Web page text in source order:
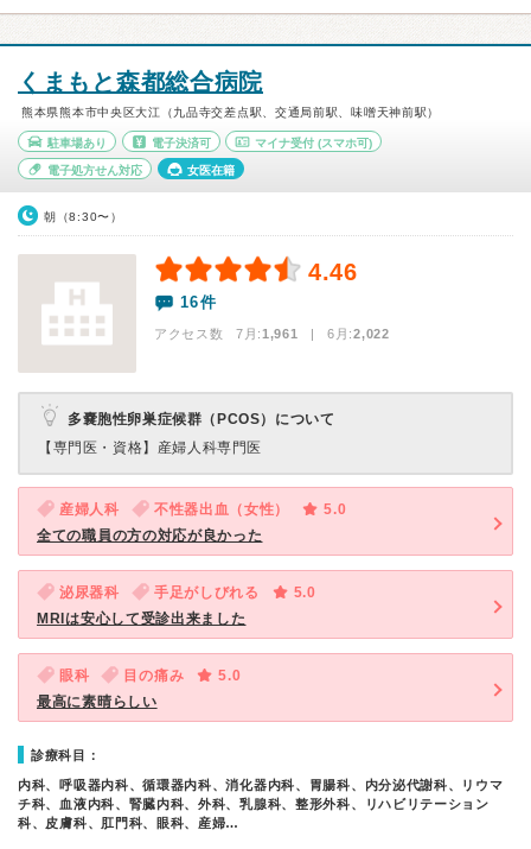
くまもと森都総合病院
熊本県熊本市中央区大江（九品寺交差点駅、交通局前駅、味噌天神前駅）
駐車場あり 電子決済可 マイナ受付 (スマホ可)
電子処方せん対応 女医在籍
朝（8:30〜）
4.46
16件
アクセス数 7月:1,961 | 6月:2,022
多嚢胞性卵巣症候群（PCOS）について
【専門医・資格】 産婦人科専門医
産婦人科 不性器出血（女性）
5.0
全ての職員の方の対応が良かった
泌尿器科 手足がしびれる
5.0
MRIは安心して受診出来ました
眼科 目の痛み
5.0
最高に素晴らしい
診療科目：
内科、呼吸器内科、循環器内科、消化器内科、胃腸科、内分泌代謝科、リウマ
チ科、血液内科、腎臓内科、外科、乳腺科、整形外科、リハビリテーション
科、皮膚科、肛門科、眼科、産婦…